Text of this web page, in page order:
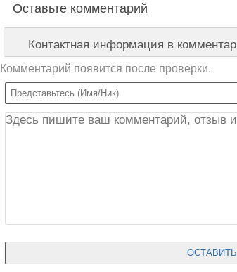
Оставьте комментарий
Контактная информация в
Комментарий появится после проверки.